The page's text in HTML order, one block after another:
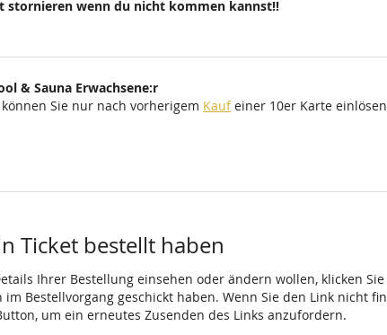
stornieren wenn du nicht kommen kannst!!
& Sauna Erwachsene:r
Sie nur nach vorherigem Kaufeiner 10er Karte
Ticket bestellt haben
Ihrer Bestellung einsehen oder ändern wollen, klicken
Bestellvorgang geschickt haben. Wenn Sie den Link nicht
um ein erneutes Zusenden des Links anzufordern.